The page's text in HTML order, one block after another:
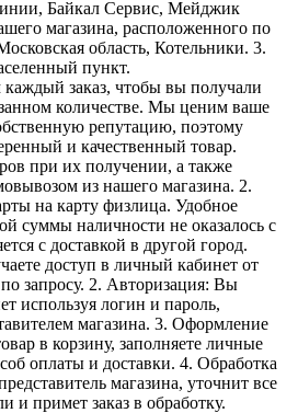
Байкал Сервис, Мейджик
магазина, расположенного по
область, Котельники. 3.
пункт.
заказ, чтобы вы получали
количестве. Мы ценим ваше
репутацию, поэтому
и качественный товар.
при их получении, а также
из нашего магазина. 2.
на карту физлица. Удобное
суммы наличности не оказалось с
с доставкой в другой город.
доступ в личный кабинет от
запросу. 2. Авторизация: Вы
используя логин и пароль,
магазина. 3. Оформление
в корзину, заполняете личные
оплаты и доставки. 4. Обработка
магазина, уточнит все
и примет заказ в обработку.